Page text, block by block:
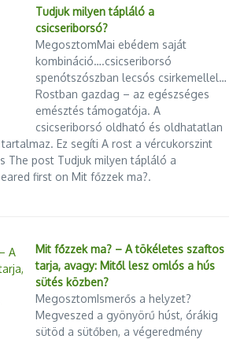
Tudjuk milyen tápláló a
csicseriborsó?
MegosztomMai ebédem saját
kombináció….csicseriborsó
spenótszószban lecsós csirkemellel…
Rostban gazdag – az egészséges
emésztés támogatója. A
csicseriborsó oldható és oldhatatlan
Ez segíti A rost a vércukorszint
The post Tudjuk milyen tápláló a
first on Mit főzzek ma?.
Mit főzzek ma? – A tökéletes szaftos
tarja, avagy: Mitől lesz omlós a hús
sütés közben?
MegosztomIsmerős a helyzet?
Megveszed a gyönyörű húst, órákig
sütöd a sütőben, a végeredmény